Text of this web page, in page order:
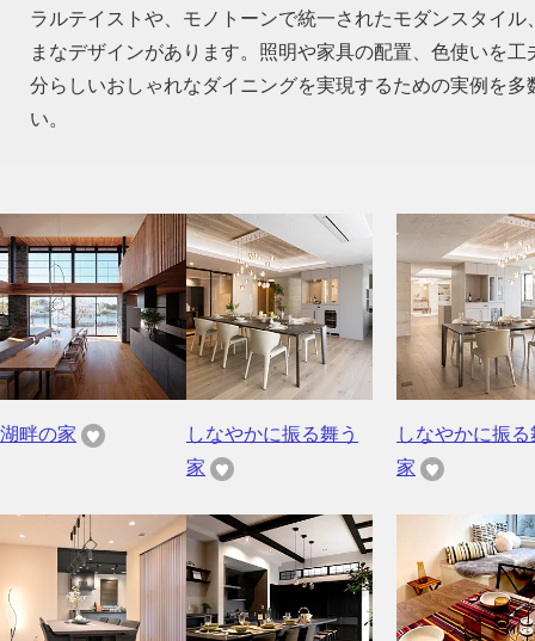
ラルテイストや、モノトーンで統一されたモダンスタイ
まなデザインがあります。照明や家具の配置、色使いを
分らしいおしゃれなダイニングを実現するための実例を
い。
湖畔の家
しなやかに振る舞う
家
しなやかに振る
家